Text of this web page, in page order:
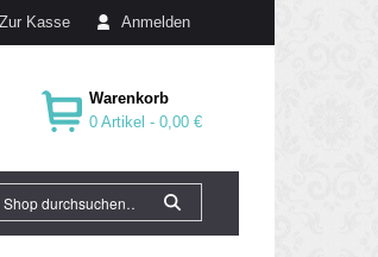
Zur Kasse Anmelden
Warenkorb
0 Artikel -0,00 €